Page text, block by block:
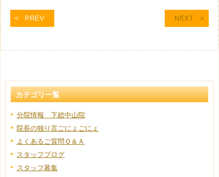
PREV NEXT
カテゴリ一覧
分院情報 下総中山院
院長の独り言ごにょごにょ
よくあるご質問Ｑ＆Ａ
スタッフブログ
スタッフ募集